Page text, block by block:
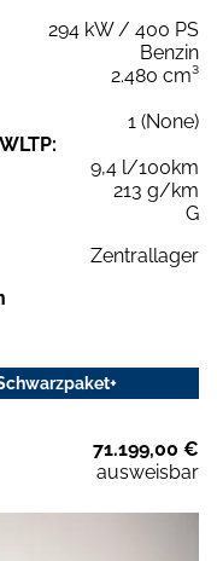
294 kW / 400 PS
Benzin
2.480 cm³
1 (None)
9,4 l/100km
213 g/km
G
Zentrallager
71.199,00 €
ausweisbar